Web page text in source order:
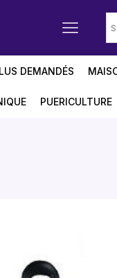
DEMANDÉS
PUERICULTURE